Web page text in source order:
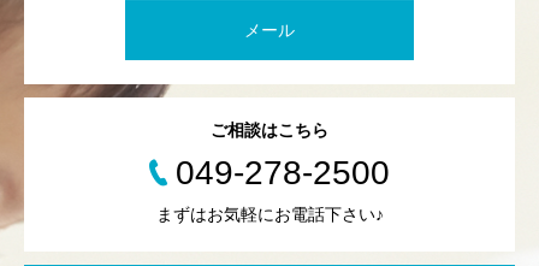
メール
ご相談はこちら
049-278-2500
まずはお気軽にお電話下さい♪